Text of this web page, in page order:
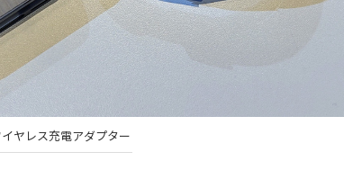
ヤレス充電アダプター